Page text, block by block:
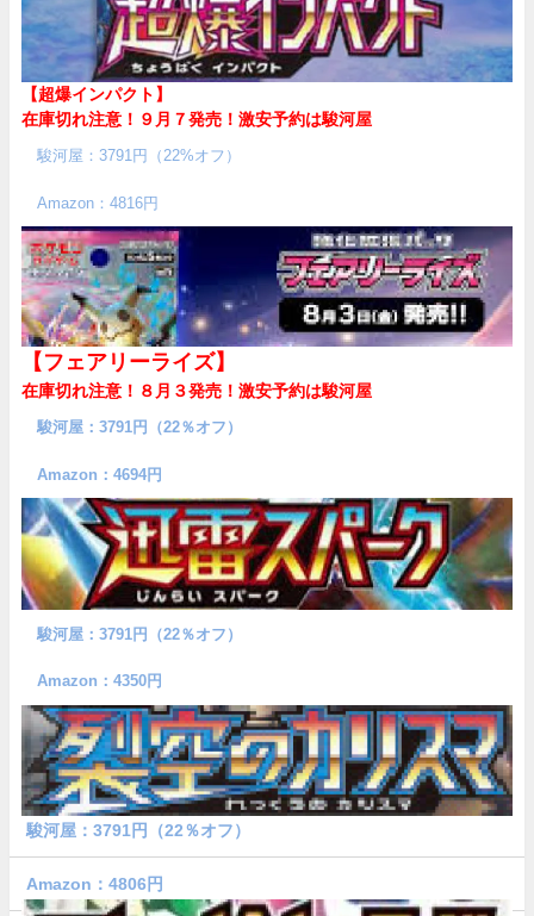
【超爆インパクト】
在庫切れ注意！９月７発売！ 激安予約は駿河屋
駿河屋：3791円（22%オフ）
Amazon：4816円
【フェアリーライズ】
在庫切れ注意！８月３発売！ 激安予約は駿河屋
駿河屋：3791円（22％オフ）
Amazon：4694円
駿河屋：3791円（22％オフ）
Amazon：4350円
駿河屋：3791円（22％オフ）
Amazon：4806円